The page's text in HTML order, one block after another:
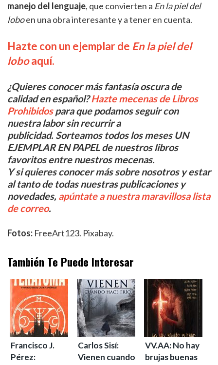
manejo del lenguaje, que convierten a En la piel del
loboen una obra interesante y a tener en cuenta.
Hazte con un ejemplar de En la piel del
loboaquí.
¿Quieres conocer más fantasía oscura de
calidad en español?Hazte mecenas de Libros
Prohibidospara que podamos seguir con
nuestra labor sin recurrir a
publicidad. Sorteamos todos los meses UN
EJEMPLAR EN PAPEL de nuestros libros
favoritos entre nuestros mecenas.
Y si quieres conocer más sobre nosotros y estar
al tanto de todas nuestras publicaciones y
novedades, apúntate a nuestra maravillosa lista
de correo.
Fotos: FreeArt123. Pixabay.
También Te Puede Interesar
Francisco J.
Pérez:
Carlos Sisí:
Vienen cuando
VV.AA: No hay
brujas buenas